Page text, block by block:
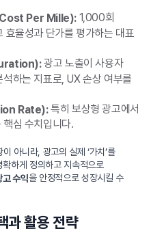
Per Mille):1,000회
효율성과 단가를 평가하는 대표
광고 노출이 사용자
하는 지표로, UX 손상 여부를
Rate):특히 보상형 광고에서
심 수치입니다.
아니라, 광고의 실제 ‘가치’를
하게 정의하고 지속적으로
고 수익을 안정적으로 성장시킬 수
과 활용 전략